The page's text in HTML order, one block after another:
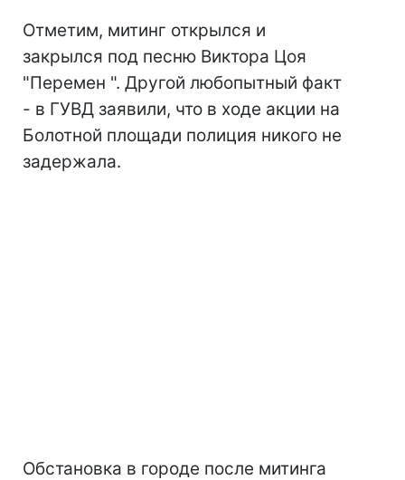
Отметим, митинг открылся и
закрылся под песню Виктора Цоя
"Перемен ". Другой любопытный факт
- в ГУВД заявили, что в ходе акции на
Болотной площади полиция никого не
задержала.
Обстановка в городе после митинга